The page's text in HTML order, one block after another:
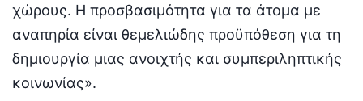
χώρους. Η προσβασιμότητα για τα άτομα με
αναπηρία είναι θεμελιώδης προϋπόθεση για τη
δημιουργία μιας ανοιχτής και συμπεριληπτικής
κοινωνίας».